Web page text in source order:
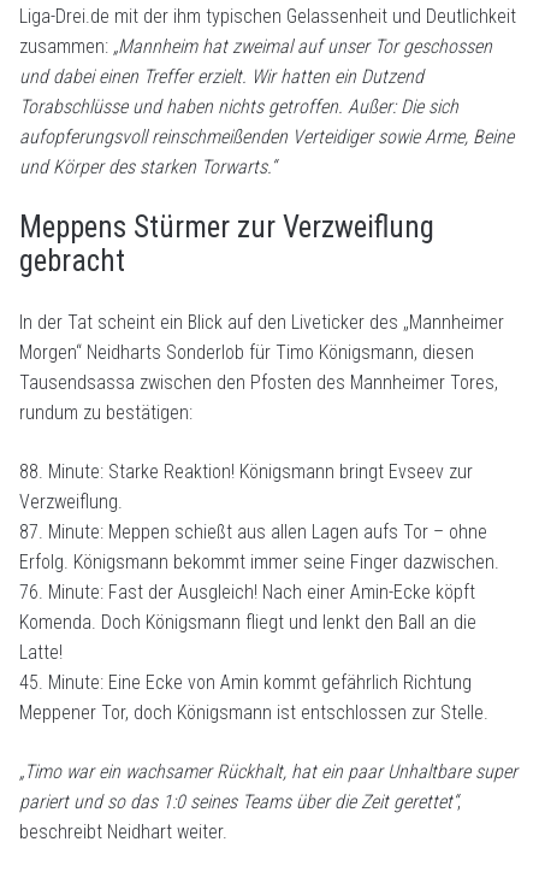
Liga-Drei.de mit der ihm typischen Gelassenheit und Deutlichkeit
zusammen: „Mannheim hat zweimal auf unser Tor geschossen
und dabei einen Treffer erzielt. Wir hatten ein Dutzend
Torabschlüsse und haben nichts getroffen. Außer: Die sich
aufopferungsvoll reinschmeißenden Verteidiger sowie Arme, Beine
und Körper des starken Torwarts.“
Meppens Stürmer zur Verzweiflung
gebracht
In der Tat scheint ein Blick auf den Liveticker des „Mannheimer
Morgen“ Neidharts Sonderlob für Timo Königsmann, diesen
Tausendsassa zwischen den Pfosten des Mannheimer Tores,
rundum zu bestätigen:
88. Minute: Starke Reaktion! Königsmann bringt Evseev zur
Verzweiflung.
87. Minute: Meppen schießt aus allen Lagen aufs Tor – ohne
Erfolg. Königsmann bekommt immer seine Finger dazwischen.
76. Minute: Fast der Ausgleich! Nach einer Amin-Ecke köpft
Komenda. Doch Königsmann fliegt und lenkt den Ball an die
Latte!
45. Minute: Eine Ecke von Amin kommt gefährlich Richtung
Meppener Tor, doch Königsmann ist entschlossen zur Stelle.
„Timo war ein wachsamer Rückhalt, hat ein paar Unhaltbare super
pariert und so das 1:0 seines Teams über die Zeit gerettet“,
beschreibt Neidhart weiter.